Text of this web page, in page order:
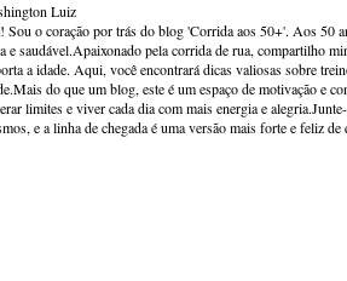
Luiz
Sou o coração por trás do blog 'Corrida aos 50+'. Aos 50
e saudável.Apaixonado pela corrida de rua, compartilho
a idade. Aqui, você encontrará dicas valiosas sobre
do que um blog, este é um espaço de motivação e
limites e viver cada dia com mais energia e
e a linha de chegada é uma versão mais forte e feliz